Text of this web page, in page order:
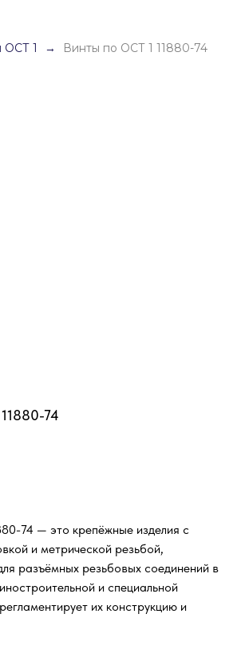
ОСТ 1 Винты по ОСТ 1 11880-74
74
74 — это крепёжные изделия с
и метрической резьбой,
разъёмных резьбовых соединений в
и специальной
их конструкцию и